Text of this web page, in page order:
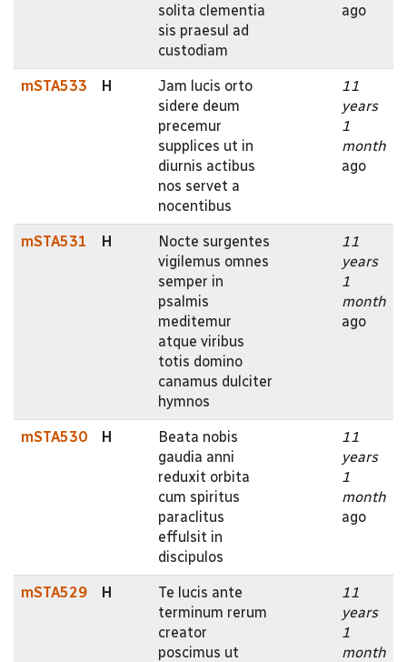
solita clementia
sis praesul ad
custodiam
ago
mSTA533 H
Jam lucis orto
sidere deum
precemur
supplices ut in
diurnis actibus
nos servet a
nocentibus
11
years
1
month
ago
mSTA531 H
Nocte surgentes
vigilemus omnes
semper in
psalmis
meditemur
atque viribus
totis domino
canamus dulciter
hymnos
11
years
1
month
ago
mSTA530 H
Beata nobis
gaudia anni
reduxit orbita
cum spiritus
paraclitus
effulsit in
discipulos
11
years
1
month
ago
mSTA529 H
Te lucis ante
terminum rerum
creator
poscimus ut
11
years
1
month